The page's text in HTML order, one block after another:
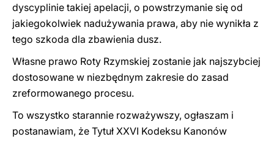
dyscyplinie takiej apelacji, o powstrzymanie się od
jakiegokolwiek nadużywania prawa, aby nie wynikła z
tego szkoda dla zbawienia dusz.
Własne prawo Roty Rzymskiej zostanie jak najszybciej
dostosowane w niezbędnym zakresie do zasad
zreformowanego procesu.
To wszystko starannie rozważywszy, ogłaszam i
postanawiam, że Tytuł XXVI Kodeksu Kanonów